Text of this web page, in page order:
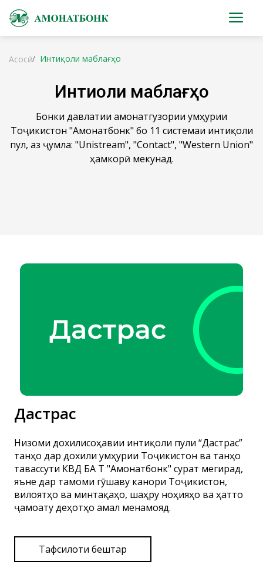
Асосӣ Интиқоли маблағҳо
Интиқоли маблағҳо
Бонки давлатии амонатгузории Ҷумҳурии
Тоҷикистон "Амонатбонк" бо 11 системаи интиқоли
пул, аз ҷумла: "Unistream", "Contact", "Western Union"
ҳамкорӣ мекунад.
Дастрас
Низоми дохилисоҳавии интиқоли пули “Дастрас”
танҳо дар дохили Ҷумҳурии Тоҷикистон ва танҳо
тавассути КВД БА ҶТ "Амонатбонк" сурат мегирад,
яъне дар тамоми гӯшаву канори Тоҷикистон,
вилоятҳо ва минтақаҳо, шаҳру ноҳияҳо ва ҳатто
ҷамоату деҳотҳо амал менамояд.
Тафсилоти бештар